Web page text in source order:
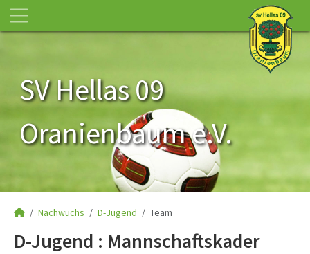
SV Hellas 09
Oranienbaum e.V.
Nachwuchs D-Jugend Team
D-Jugend : Mannschaftskader